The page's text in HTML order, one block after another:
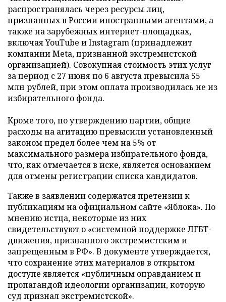
распространялась через ресурсы лиц,
признанных в России иностранными агентами, а
также на зарубежных интернет-площадках,
включая YouTube и Instagram (принадлежит
компании Meta, признанной экстремистской
организацией). Совокупная стоимость этих услуг
за период с 27 июня по 6 августа превысила 55
млн рублей, при этом оплата производилась не из
избирательного фонда.
Кроме того, по утверждению партии, общие
расходы на агитацию превысили установленный
законом предел более чем на 5% от
максимального размера избирательного фонда,
что, как отмечается в иске, является основанием
для отмены регистрации списка кандидатов.
Также в заявлении содержатся претензии к
публикациям на официальном сайте «Яблока». По
мнению истца, некоторые из них
свидетельствуют о «системной поддержке ЛГБТ-
движения, признанного экстремистским и
запрещенным в РФ». В документе утверждается,
что сохранение этих материалов в открытом
доступе является «публичным оправданием и
пропагандой идеологии организации, которую
суд признал экстремистской».